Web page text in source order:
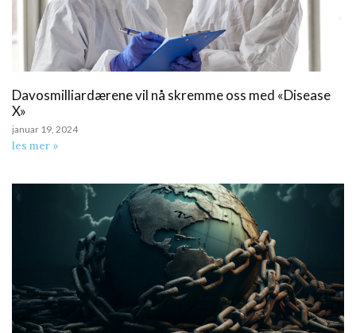
Davosmilliardærene vil nå skremme oss med «Disease
X»
januar 19, 2024
les mer »